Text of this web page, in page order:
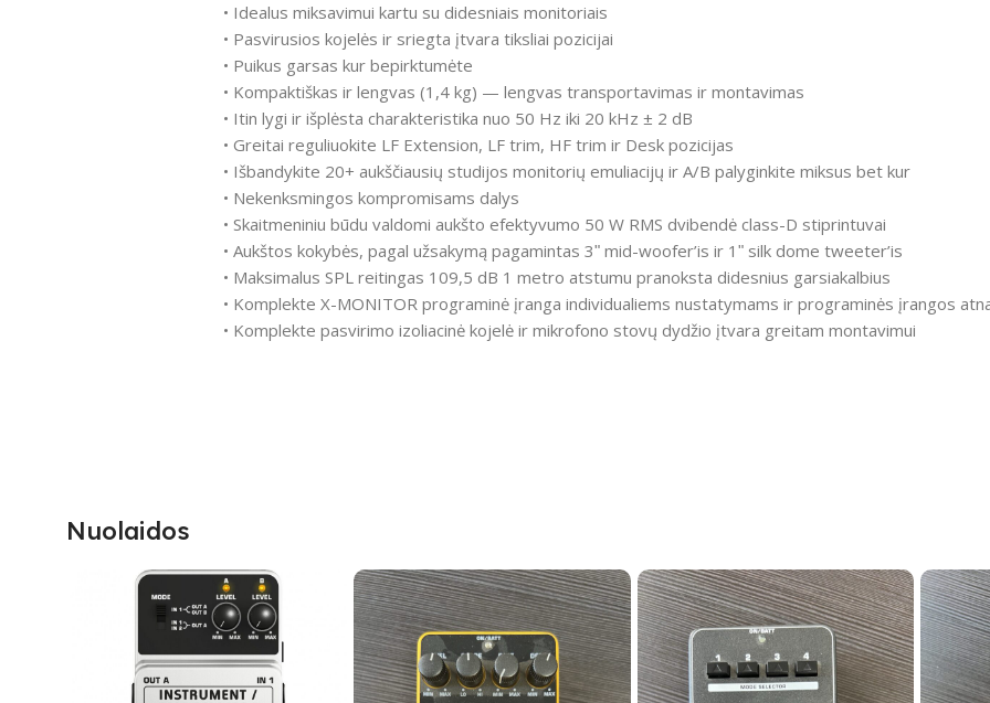
• Idealus miksavimui kartu su didesniais monitoriais
• Pasvirusios kojelės ir sriegta įtvara tiksliai pozicijai
• Puikus garsas kur bepirktumėte
• Kompaktiškas ir lengvas (1,4 kg) — lengvas transportavimas ir montavimas
• Itin lygi ir išplėsta charakteristika nuo 50 Hz iki 20 kHz ± 2 dB
• Greitai reguliuokite LF Extension, LF trim, HF trim ir Desk pozicijas
• Išbandykite 20+ aukščiausių studijos monitorių emuliacijų ir A/B palyginkite miksus bet kur
• Nekenksmingos kompromisams dalys
• Skaitmeniniu būdu valdomi aukšto efektyvumo 50 W RMS dvibendė class-D stiprintuvai
• Aukštos kokybės, pagal užsakymą pagamintas 3ʺ mid-woofer’is ir 1ʺ silk dome tweeter’is
• Maksimalus SPL reitingas 109,5 dB 1 metro atstumu pranoksta didesnius garsiakalbius
• Komplekte X-MONITOR programinė įranga individualiems nustatymams ir programinės įrangos
• Komplekte pasvirimo izoliacinė kojelė ir mikrofono stovų dydžio įtvara greitam montavimui
Nuolaidos